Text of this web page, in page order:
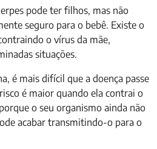
pode ter filhos, mas não
seguro para o bebê. Existe o
o vírus da mãe,
situações.
é mais difícil que a doença passe
é maior quando ela contrai o
porque o seu organismo ainda não
acabar transmitindo-o para o